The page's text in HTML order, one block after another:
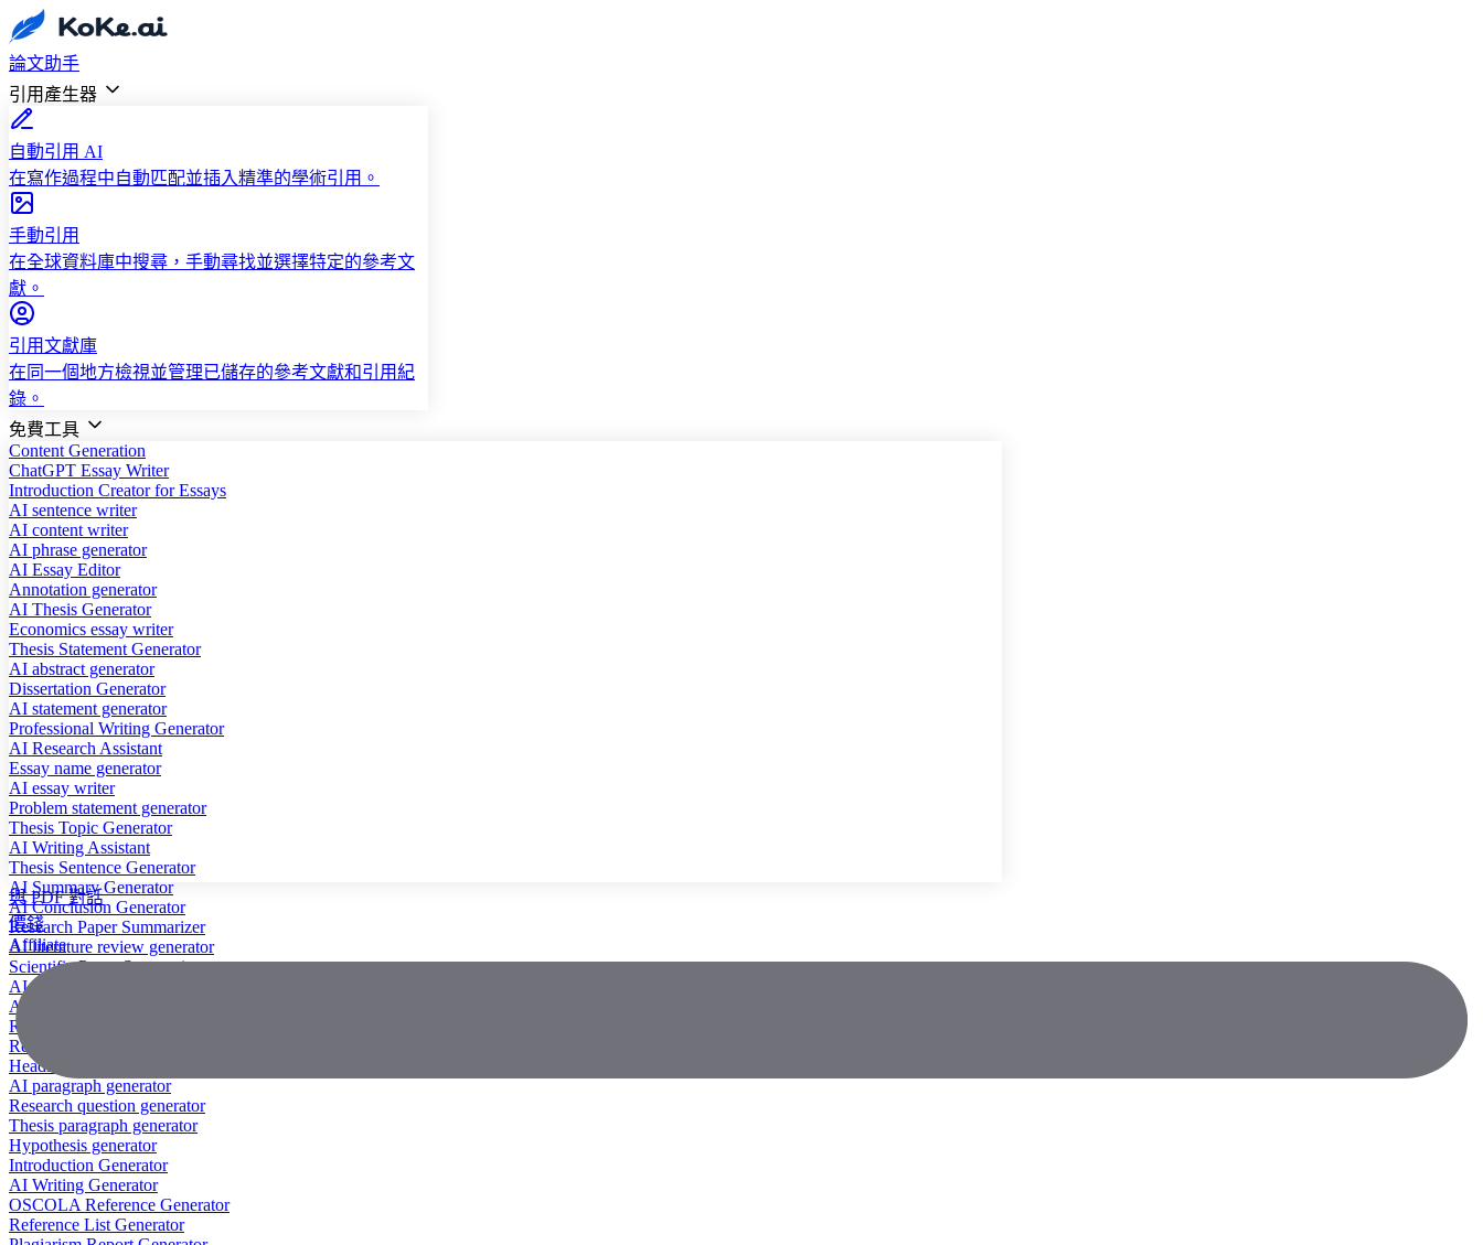
論文助手
引用產生器
自動引用 AI
在寫作過程中自動匹配並插入精準的學術引用。
手動引用
在全球資料庫中搜尋，手動尋找並選擇特定的參考文
獻。
引用文獻庫
在同一個地方檢視並管理已儲存的參考文獻和引用紀
錄。
免費工具
Content Generation
ChatGPT Essay Writer
Introduction Creator for Essays
AI sentence writer
AI content writer
AI phrase generator
AI Essay Editor
Annotation generator
AI Thesis Generator
Economics essay writer
Thesis Statement Generator
AI abstract generator
Dissertation Generator
AI statement generator
Professional Writing Generator
AI Research Assistant
Essay name generator
AI essay writer
Problem statement generator
Thesis Topic Generator
AI Writing Assistant
Thesis Sentence Generator
AI Summary Generator
AI Conclusion Generator
Research Paper Summarizer
AI literature review generator
Scientific Paper Summarizer
AI case study generator
AI Research Paper Generator
Research Title Generator
Reference Generator
Headline Generator
AI paragraph generator
Research question generator
Thesis paragraph generator
Hypothesis generator
Introduction Generator
AI Writing Generator
OSCOLA Reference Generator
Reference List Generator
與 PDF 對話
價錢
Affiliate